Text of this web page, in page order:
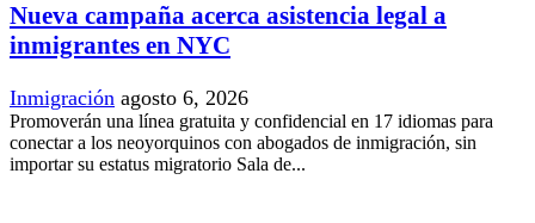
Nueva campaña acerca asistencia legal a
inmigrantes en NYC
Inmigración agosto 6, 2026
Promoverán una línea gratuita y confidencial en 17 idiomas para
conectar a los neoyorquinos con abogados de inmigración, sin
importar su estatus migratorio Sala de...